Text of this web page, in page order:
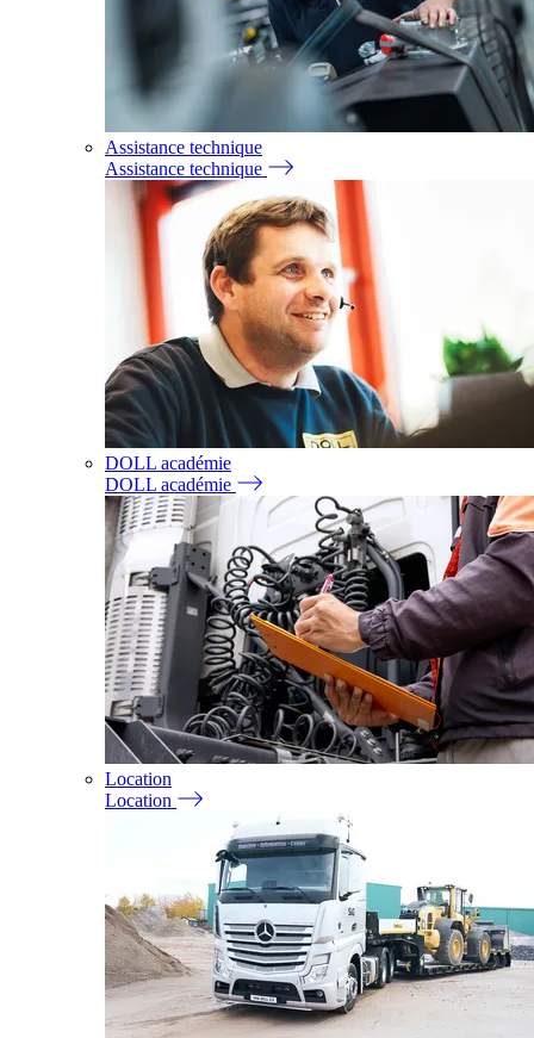
Assistance technique
Assistance technique
DOLL académie
DOLL académie
Location
Location